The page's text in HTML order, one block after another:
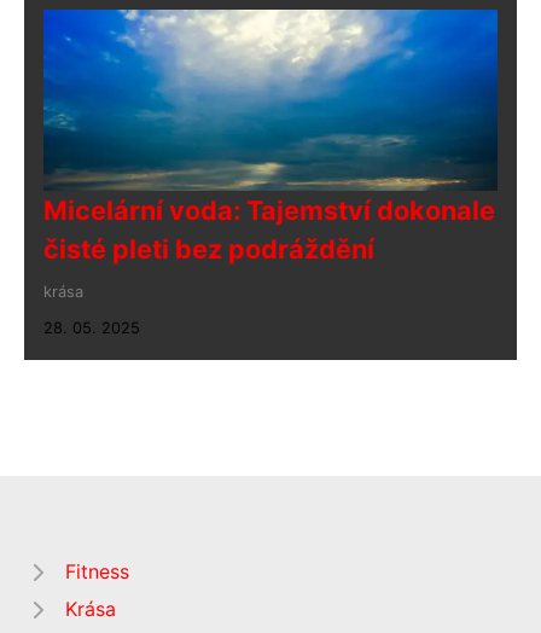
Micelární voda: Tajemství dokonale
čisté pleti bez podráždění
krása
28. 05. 2025
Fitness
Krása